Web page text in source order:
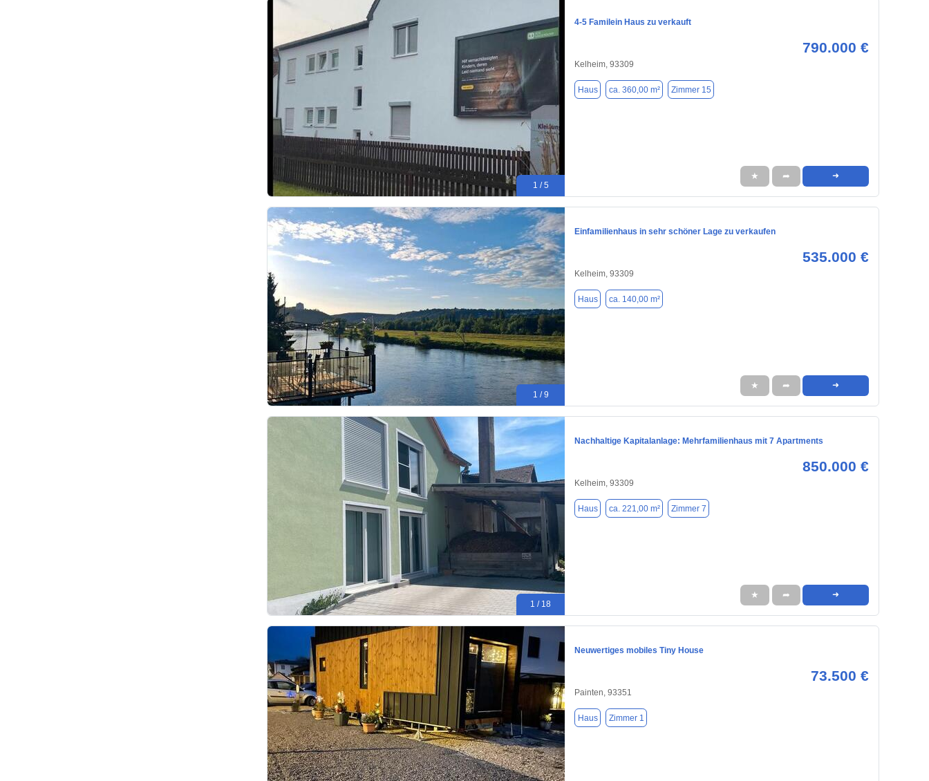
1 / 5
4-5 Familein Haus zu verkauft
790.000 €
Kelheim, 93309
Haus ca. 360,00 m² Zimmer 15
★ ➦ ➜
1 / 9
Einfamilienhaus in sehr schöner Lage zu verkaufen
535.000 €
Kelheim, 93309
Haus ca. 140,00 m²
★ ➦ ➜
1 / 18
Nachhaltige Kapitalanlage: Mehrfamilienhaus mit 7 Apartments
850.000 €
Kelheim, 93309
Haus ca. 221,00 m² Zimmer 7
★ ➦ ➜
Neuwertiges mobiles Tiny House
73.500 €
Painten, 93351
Haus Zimmer 1